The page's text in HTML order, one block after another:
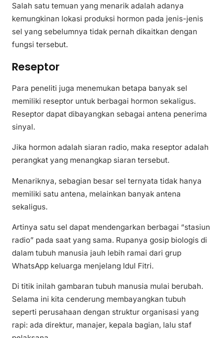
Salah satu temuan yang menarik adalah adanya
kemungkinan lokasi produksi hormon pada jenis-jenis
sel yang sebelumnya tidak pernah dikaitkan dengan
fungsi tersebut.
Reseptor
Para peneliti juga menemukan betapa banyak sel
memiliki reseptor untuk berbagai hormon sekaligus.
Reseptor dapat dibayangkan sebagai antena penerima
sinyal.
Jika hormon adalah siaran radio, maka reseptor adalah
perangkat yang menangkap siaran tersebut.
Menariknya, sebagian besar sel ternyata tidak hanya
memiliki satu antena, melainkan banyak antena
sekaligus.
Artinya satu sel dapat mendengarkan berbagai “stasiun
radio” pada saat yang sama. Rupanya gosip biologis di
dalam tubuh manusia jauh lebih ramai dari grup
WhatsApp keluarga menjelang Idul Fitri.
Di titik inilah gambaran tubuh manusia mulai berubah.
Selama ini kita cenderung membayangkan tubuh
seperti perusahaan dengan struktur organisasi yang
rapi: ada direktur, manajer, kepala bagian, lalu staf